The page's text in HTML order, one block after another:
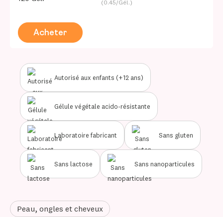
(0.45/Gél.)
Acheter
Autorisé aux enfants (+12 ans)
Gélule végétale acido-résistante
Laboratoire fabricant Sans gluten
Sans lactose Sans nanoparticules
Peau, ongles et cheveux